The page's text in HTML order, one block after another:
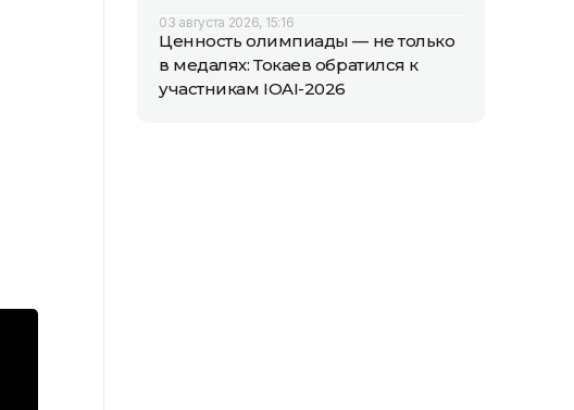
03 августа 2026, 15:16
Ценность олимпиады — не только
в медалях: Токаев обратился к
участникам IOAI-2026